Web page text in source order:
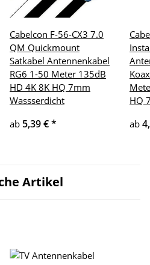
Cabelcon F-56-CX3 7.0
QM Quickmount
Satkabel Antennenkabel
RG6 1-50 Meter 135dB
HD 4K 8K HQ 7mm
Wassserdicht
ab 5,39 €*
HQ
ab
Artikel